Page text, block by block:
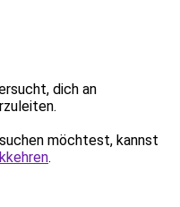
dich an
möchtest, kannst
.